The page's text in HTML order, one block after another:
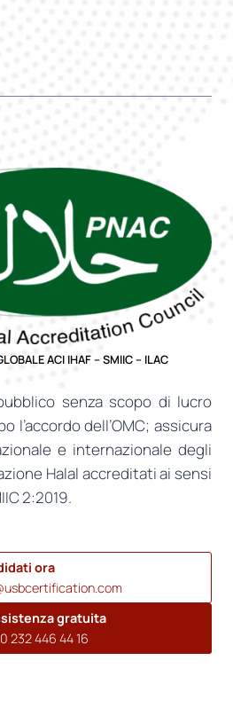
ACI IHAF – SMIIC – ILAC
senza scopo di lucro
l’accordo dell’OMC; assicura
e internazionale degli
Halal accreditati ai sensi
2:2019.
ora
gratuita
232 446 44 16